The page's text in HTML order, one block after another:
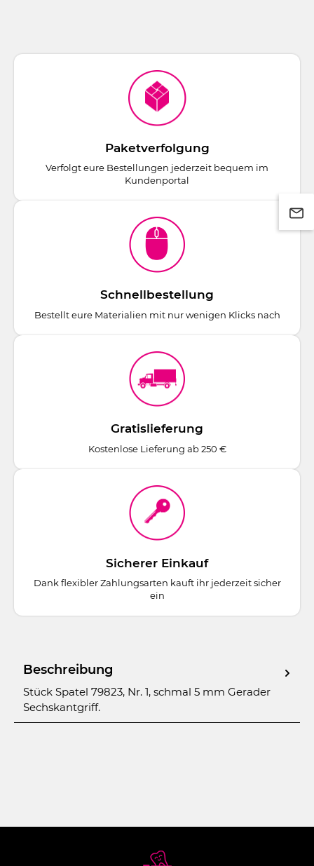
Paketverfolgung
Verfolgt eure Bestellungen jederzeit bequem im
Kundenportal
Schnellbestellung
Bestellt eure Materialien mit nur wenigen Klicks nach
Gratislieferung
Kostenlose Lieferung ab 250 €
Sicherer Einkauf
Dank flexibler Zahlungsarten kauft ihr jederzeit sicher
ein
Beschreibung
Stück Spatel 79823, Nr. 1, schmal 5 mm Gerader
Sechskantgriff.